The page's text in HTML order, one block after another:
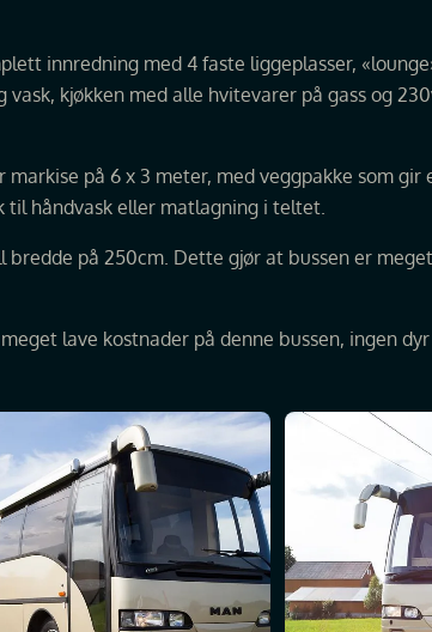
innredning med 4 faste liggeplasser,
kjøkken med alle hvitevarer på gass og
på 6 x 3 meter, med veggpakke som
håndvask eller matlagning i teltet.
på 250cm. Dette gjør at bussen er
lave kostnader på denne bussen, ingen